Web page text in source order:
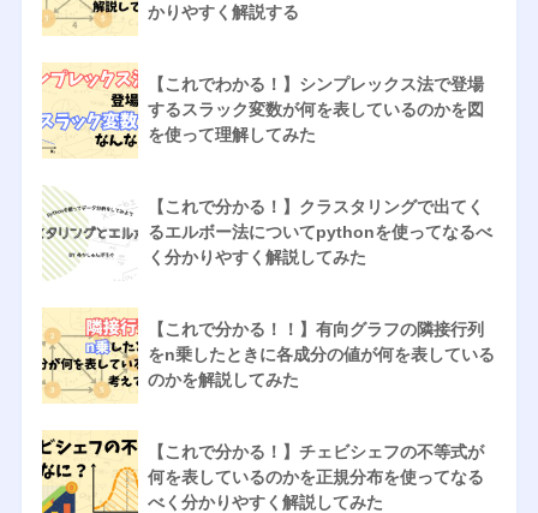
かりやすく解説する
【これでわかる！】シンプレックス法で登場
するスラック変数が何を表しているのかを図
を使って理解してみた
【これで分かる！】クラスタリングで出てく
るエルボー法についてpythonを使ってなるべ
く分かりやすく解説してみた
【これで分かる！！】有向グラフの隣接行列
をn乗したときに各成分の値が何を表している
のかを解説してみた
【これで分かる！】チェビシェフの不等式が
何を表しているのかを正規分布を使ってなる
べく分かりやすく解説してみた